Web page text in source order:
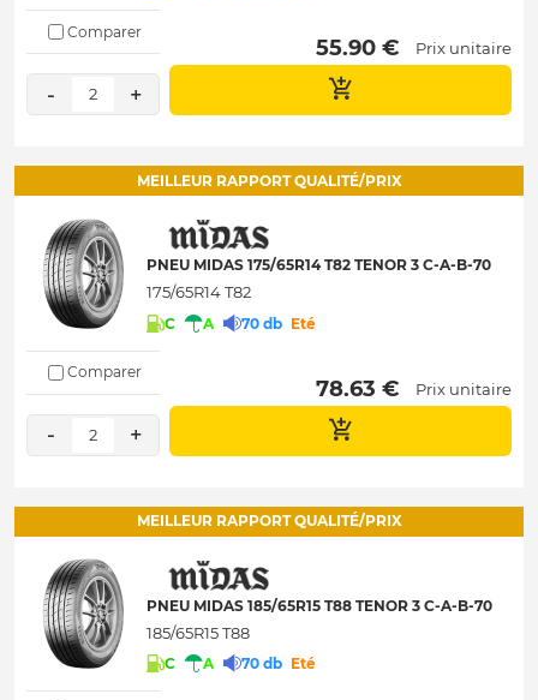
Comparer
- 2 +
55.90 € Prix unitaire
MEILLEUR RAPPORT QUALITÉ/PRIX
PNEU MIDAS 175/65R14 T82 TENOR 3 C-A-B-70
175/65R14 T82
C A 70 db Eté
Comparer
- 2 +
78.63 € Prix unitaire
MEILLEUR RAPPORT QUALITÉ/PRIX
PNEU MIDAS 185/65R15 T88 TENOR 3 C-A-B-70
185/65R15 T88
C A 70 db Eté